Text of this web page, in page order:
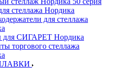
стеллажа Нордика
для стеллажа
СИГАРЕТ Нордика
торгового стеллажа